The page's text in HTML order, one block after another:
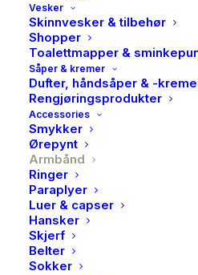
Vesker
Skinnvesker & tilbehør
Shopper
Toalettmapper &
Såper & kremer
Dufter, håndsåper & -
Rengjøringsprodukter
Accessories
Smykker
Ørepynt
Armbånd
Ringer
Paraplyer
Luer & capser
Hansker
Skjerf
Belter
Sokker
PAN, Oval
armbånd i
399,00
Lekkert enkelt armbånd,
stor.
På lager